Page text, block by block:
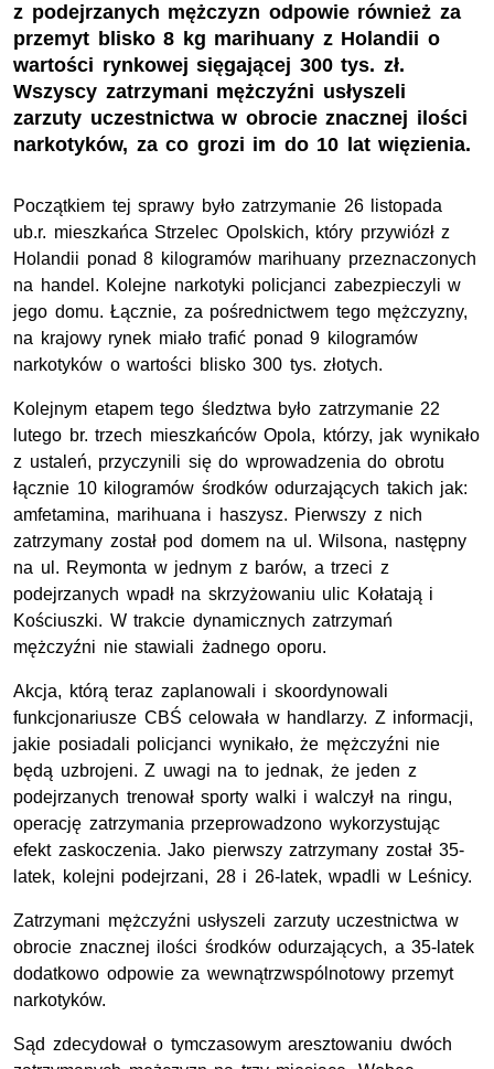
z podejrzanych mężczyzn odpowie również za
przemyt blisko 8 kg marihuany z Holandii o
wartości rynkowej sięgającej 300 tys. zł.
Wszyscy zatrzymani mężczyźni usłyszeli
zarzuty uczestnictwa w obrocie znacznej ilości
narkotyków, za co grozi im do 10 lat więzienia.
Początkiem tej sprawy było zatrzymanie 26 listopada
ub.r. mieszkańca Strzelec Opolskich, który przywiózł z
Holandii ponad 8 kilogramów marihuany przeznaczonych
na handel. Kolejne narkotyki policjanci zabezpieczyli w
jego domu. Łącznie, za pośrednictwem tego mężczyzny,
na krajowy rynek miało trafić ponad 9 kilogramów
narkotyków o wartości blisko 300 tys. złotych.
Kolejnym etapem tego śledztwa było zatrzymanie 22
lutego br. trzech mieszkańców Opola, którzy, jak wynikało
z ustaleń, przyczynili się do wprowadzenia do obrotu
łącznie 10 kilogramów środków odurzających takich jak:
amfetamina, marihuana i haszysz. Pierwszy z nich
zatrzymany został pod domem na ul. Wilsona, następny
na ul. Reymonta w jednym z barów, a trzeci z
podejrzanych wpadł na skrzyżowaniu ulic Kołatają i
Kościuszki. W trakcie dynamicznych zatrzymań
mężczyźni nie stawiali żadnego oporu.
Akcja, którą teraz zaplanowali i skoordynowali
funkcjonariusze CBŚ celowała w handlarzy. Z informacji,
jakie posiadali policjanci wynikało, że mężczyźni nie
będą uzbrojeni. Z uwagi na to jednak, że jeden z
podejrzanych trenował sporty walki i walczył na ringu,
operację zatrzymania przeprowadzono wykorzystując
efekt zaskoczenia. Jako pierwszy zatrzymany został 35-
latek, kolejni podejrzani, 28 i 26-latek, wpadli w Leśnicy.
Zatrzymani mężczyźni usłyszeli zarzuty uczestnictwa w
obrocie znacznej ilości środków odurzających, a 35-latek
dodatkowo odpowie za wewnątrzwspólnotowy przemyt
narkotyków.
Sąd zdecydował o tymczasowym aresztowaniu dwóch